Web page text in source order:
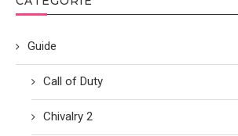
Guide
Call of Duty
Chivalry 2